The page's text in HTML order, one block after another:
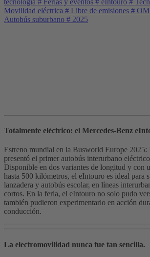
Movilidad eléctrica # Libre de emisiones #
Autobús suburbano # 2025
Totalmente eléctrico: el Mercedes-Benz
Estreno mundial en la Busworld Europe 2025:
presentó el primer autobús interurbano
Disponible en dos variantes de longitud y con
hasta 500 kilómetros, el eIntouro es ideal para
lanzadera y autobús escolar, en líneas
cortos. En la feria, el eIntouro no solo pudo
también pudieron experimentarlo en acción
conducción.
La electromovilidad nunca fue tan sencilla.